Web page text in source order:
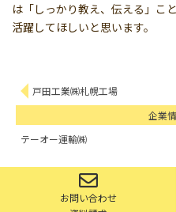
は「しっかり教え、伝える」こ
活躍してほしいと思います。
戸田工業㈱札幌工場
企業
テーオー運輸㈱
お問い合わせ